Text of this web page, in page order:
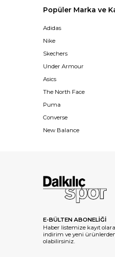
Popüler Marka ve
Adidas
Nike
Skechers
Under Armour
Asics
The North Face
Puma
Converse
New Balance
E-BÜLTEN ABONELİĞİ
Haber listemize kayıt
indirim ve yeni
olabilirsiniz.